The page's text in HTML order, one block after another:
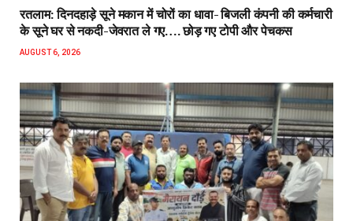
रतलाम: दिनदहाड़े सूने मकान में चोरों का धावा- बिजली कंपनी की कर्मचारी
के सूने घर से नकदी-जेवरात ले गए…. छोड़ गए टोपी और पेचकस
AUGUST 6, 2026